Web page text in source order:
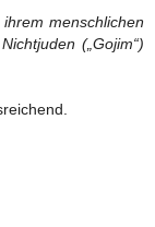
menschlichen
(„Gojim“)